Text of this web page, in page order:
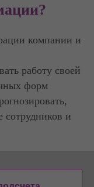
компании и
работу своей
форм
сотрудников и